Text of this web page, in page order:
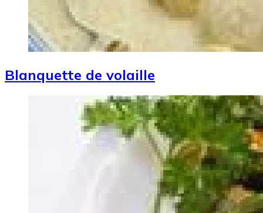
Blanquette de volaille